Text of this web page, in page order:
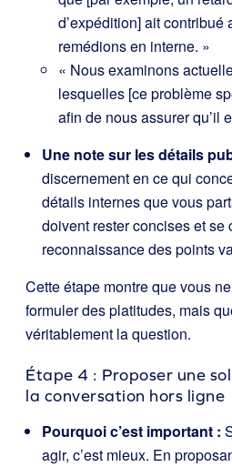
d’expédition] ait contribué
remédions en interne. »
« Nous examinons
lesquelles [ce problème
afin de nous assurer qu’il
Une note sur les détails
discernement en ce qui
détails internes que vous
doivent rester concises et se
reconnaissance des points
Cette étape montre que vous
formuler des platitudes, mais
véritablement la question.
Étape 4 : Proposer une
la conversation hors ligne
Pourquoi c’est important :
agir, c’est mieux. En